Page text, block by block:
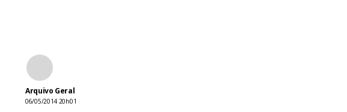
Arquivo Geral
06/05/2014 20h01